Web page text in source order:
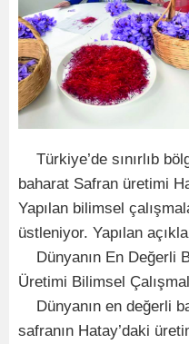
Türkiye’de sınırlıb
baharat Safran üretimi
Yapılan bilimsel
üstleniyor. Yapılan
Dünyanın En Değerli
Üretimi Bilimsel
Dünyanın en değerli
safranın Hatay’daki